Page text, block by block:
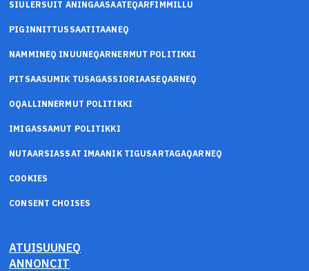
SIULERSUIT ANINGAASAATEQARFIMMILLU
PIGINNITTUSSAATITAANEQ
NAMMINEQ INUUNEQARNERMUT POLITIKKI
PITSAASUMIK TUSAGASSIORIAASEQARNEQ
OQALLINNERMUT POLITIKKI
IMIGASSAMUT POLITIKKI
NUTAARSIASSAT IMAANIK TIGUSARTAGAQARNEQ
COOKIES
CONSENT CHOISES
ATUISUUNEQ
ANNONCIT